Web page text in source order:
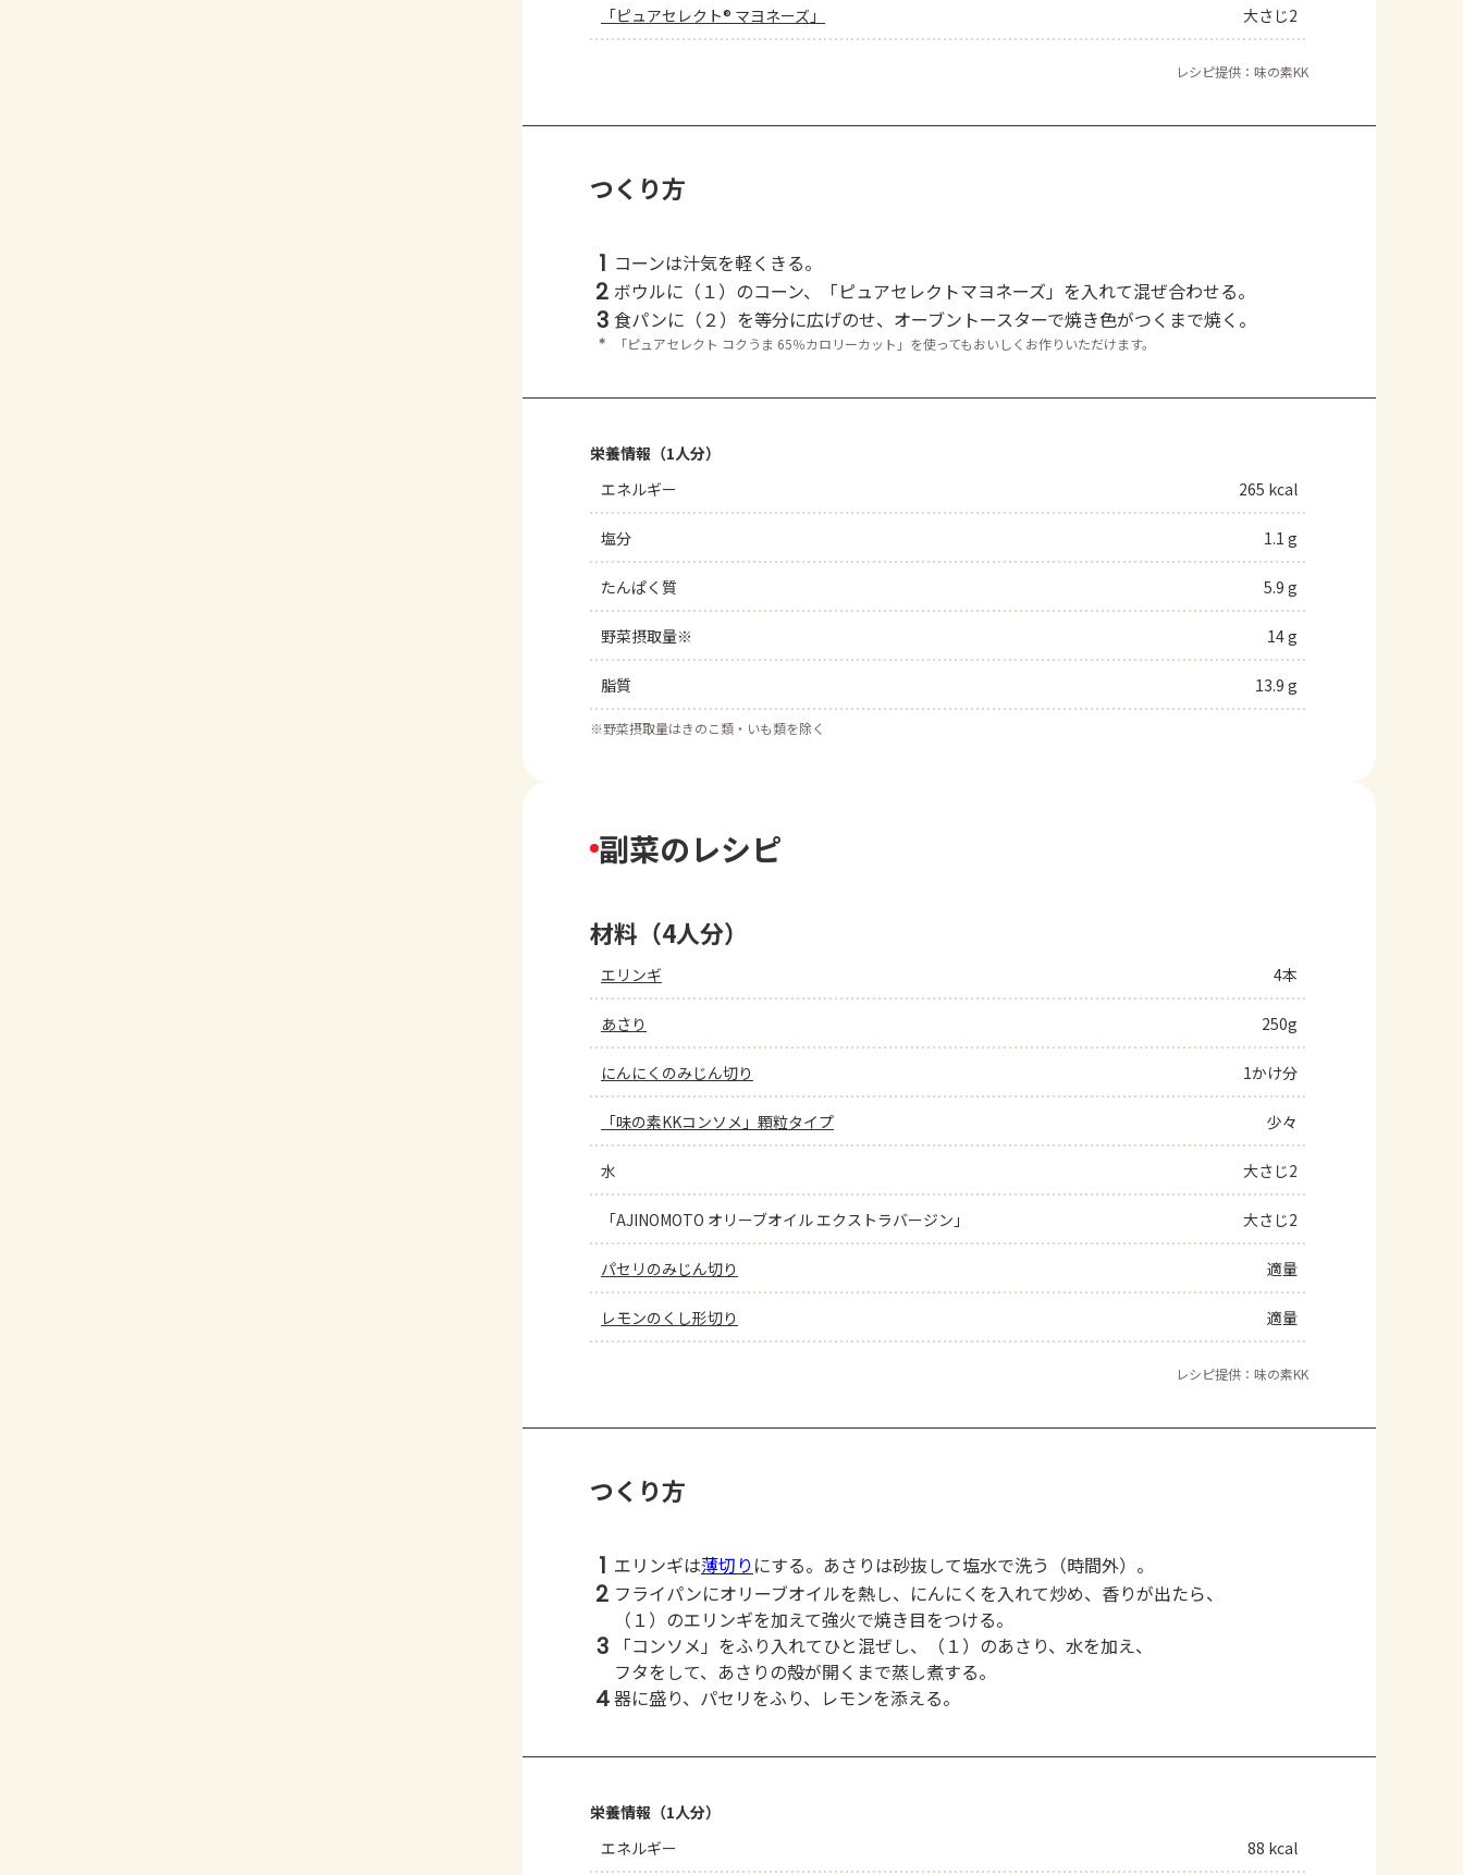
「ピュアセレクト® マヨネーズ」 大さじ2
レシピ提供：味の素KK
つくり方
1 コーンは汁気を軽くきる。
2 ボウルに（１）のコーン、「ピュアセレクトマヨネーズ」を入れて混ぜ合わせる。
3 食パンに（２）を等分に広げのせ、オーブントースターで焼き色がつくまで焼く。
＊ 「ピュアセレクト コクうま 65％カロリーカット」を使ってもおいしくお作りいただけます。
栄養情報（1人分）
エネルギー
265 kcal
塩分 1.1 g
たんぱく質 5.9 g
野菜摂取量※ 14 g
脂質 13.9 g
※野菜摂取量はきのこ類・いも類を除く
副菜のレシピ
材料（4人分）
エリンギ 4本
あさり 250g
にんにくのみじん切り 1かけ分
「味の素KKコンソメ」顆粒タイプ 少々
水 大さじ2
「AJINOMOTO オリーブオイル エクストラバージン」 大さじ2
パセリのみじん切り 適量
レモンのくし形切り 適量
レシピ提供：味の素KK
つくり方
1 エリンギは薄切り にする。あさりは砂抜して塩水で洗う（時間外）。
2 フライパンにオリーブオイルを熱し、にんにくを入れて炒め、香りが出たら、
（１）のエリンギを加えて強火で焼き目をつける。
3
「コンソメ」をふり入れてひと混ぜし、（１）のあさり、水を加え、
フタをして、あさりの殻が開くまで蒸し煮する。
4器に盛り、パセリをふり、レモンを添える。
栄養情報（1人分）
エネルギー
88 kcal